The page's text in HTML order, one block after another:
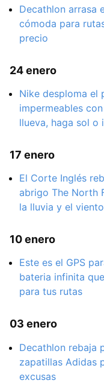
Decathlon arrasa
cómoda para
precio
24 enero
Nike desploma el
impermeables
llueva, haga sol o
17 enero
El Corte Inglés
abrigo The North
la lluvia y el viento
10 enero
Este es el GPS
bateria infinita
para tus rutas
03 enero
Decathlon rebaja
zapatillas Adidas
excusas